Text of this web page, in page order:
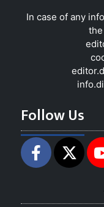
In case of any
Follow Us